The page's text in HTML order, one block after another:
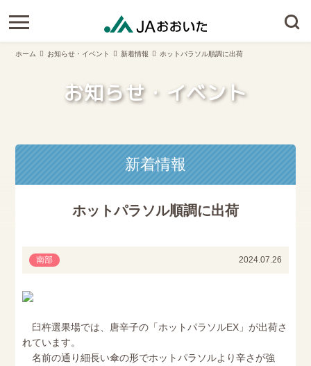
ホーム お知らせ・イベント 新着情報 ホットパラソル順調に出荷
お知らせ・イベント
新着情報
ホットパラソル順調に出荷
南部 2024.07.26
臼杵選果場では、唐辛子の「ホットパラソルEX」が出荷さ
れています。
名前の通り細長い傘の形でホットパラソルより辛さが強